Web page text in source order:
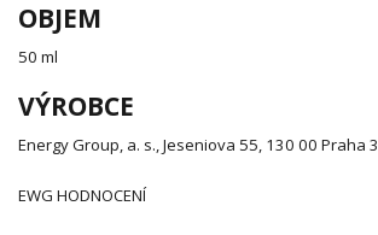
OBJEM
50 ml
VÝROBCE
Energy Group, a. s., Jeseniova 55, 130 00 Praha 3
EWG HODNOCENÍ